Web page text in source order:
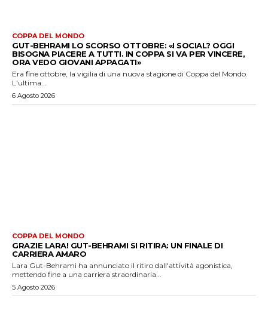
COPPA DEL MONDO
GUT-BEHRAMI LO SCORSO OTTOBRE: «I SOCIAL? OGGI
BISOGNA PIACERE A TUTTI. IN COPPA SI VA PER VINCERE,
ORA VEDO GIOVANI APPAGATI»
Era fine ottobre, la vigilia di una nuova stagione di Coppa del Mondo.
L'ultima...
6 Agosto 2026
COPPA DEL MONDO
GRAZIE LARA! GUT-BEHRAMI SI RITIRA: UN FINALE DI
CARRIERA AMARO
Lara Gut-Behrami ha annunciato il ritiro dall'attività agonistica,
mettendo fine a una carriera straordinaria...
5 Agosto 2026